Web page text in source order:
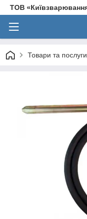
ТОВ
Товари та послуги